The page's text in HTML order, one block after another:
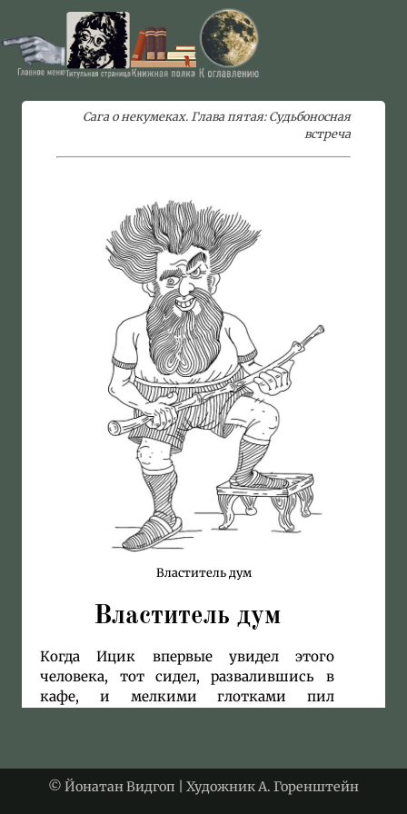
© Йонатан Видгоп | Художник А. Горенштейн
Сага о некумеках. Глава пятая: Судьбоносная
встреча
Властитель дум
Властитель дум
Когда Ицик впервые увидел этого
человека, тот сидел, развалившись в
кафе, и мелкими глотками пил
сидели в кафе, развалившись, и
мелкими глотками пили из больших